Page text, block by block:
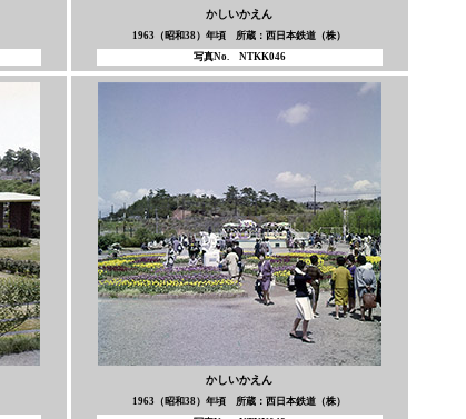
かしいかえん
1963（昭和38）年頃 所蔵：西日本鉄道（株）
写真No. NTKK046
かしいかえん
1963（昭和38）年頃 所蔵：西日本鉄道（株）